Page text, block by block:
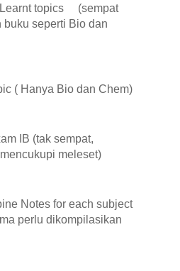
topics (sempat
buku seperti Bio dan
( Hanya Bio dan Chem)
IB (tak sempat,
meleset)
Notes for each subject
perlu dikompilasikan